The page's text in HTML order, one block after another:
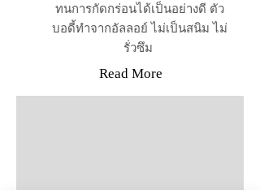
ทนการกัดกร่อนได้เป็นอย่างดี ตัว
บอดี้ทำจากอัลลอย์ ไม่เป็นสนิม ไม่
รั่วซึม
Read More